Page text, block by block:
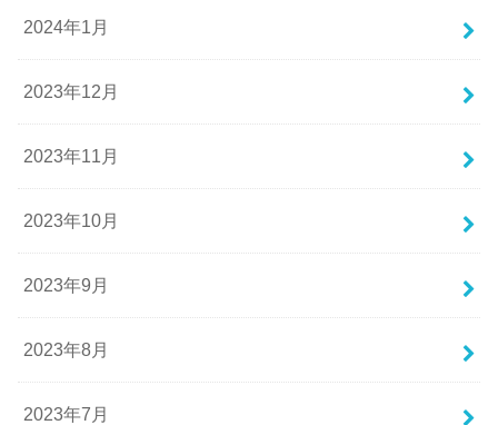
2024年1月
2023年12月
2023年11月
2023年10月
2023年9月
2023年8月
2023年7月